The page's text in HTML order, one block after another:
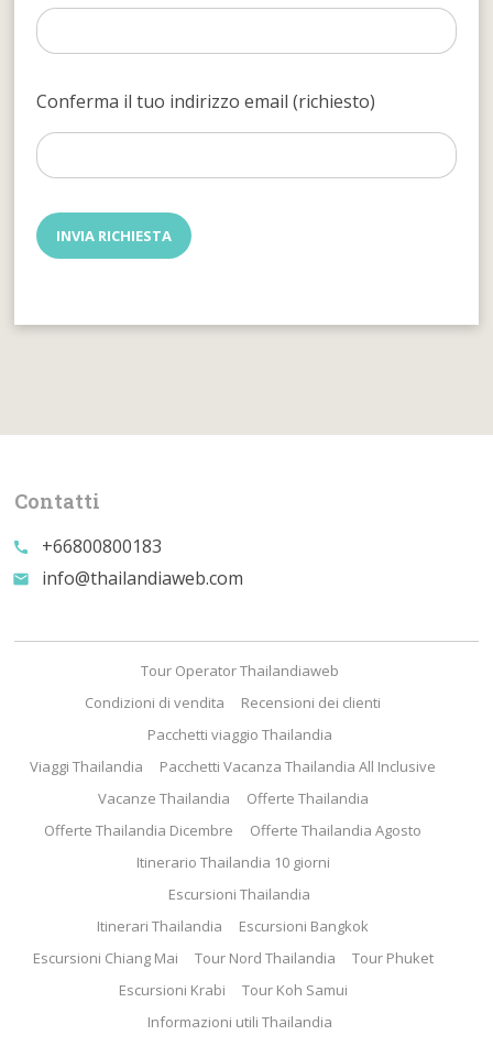
Conferma il tuo indirizzo email (richiesto)
Contatti
call +66800800183
email info@thailandiaweb.com
Tour Operator Thailandiaweb
Condizioni di vendita
Recensioni dei clienti
Pacchetti viaggio Thailandia
Viaggi Thailandia
Pacchetti Vacanza Thailandia All Inclusive
Vacanze Thailandia
Offerte Thailandia
Offerte Thailandia Dicembre
Offerte Thailandia Agosto
Itinerario Thailandia 10 giorni
Escursioni Thailandia
Itinerari Thailandia
Escursioni Bangkok
Escursioni Chiang Mai
Tour Nord Thailandia
Tour Phuket
Escursioni Krabi
Tour Koh Samui
Informazioni utili Thailandia